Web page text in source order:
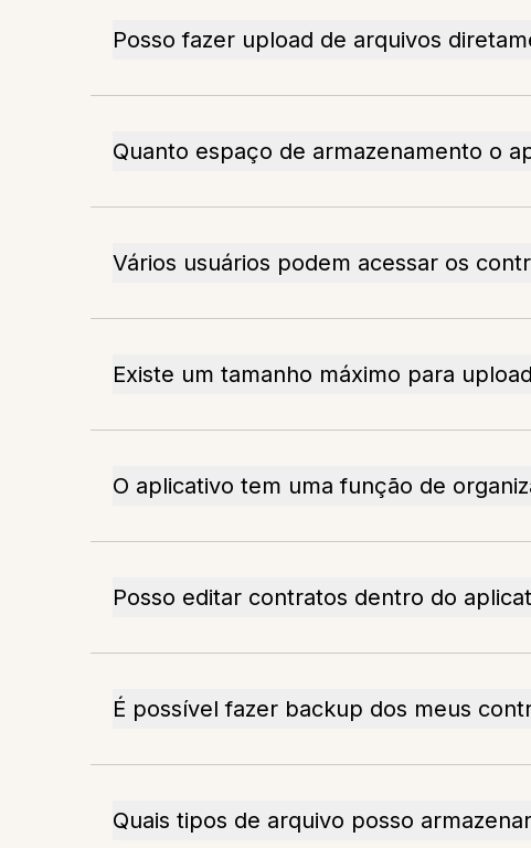
Posso fazer upload de arquivos
Quanto espaço de armazenamento o
Vários usuários podem acessar os
Existe um tamanho máximo para
O aplicativo tem uma função de
Posso editar contratos dentro do
É possível fazer backup dos meus
Quais tipos de arquivo posso